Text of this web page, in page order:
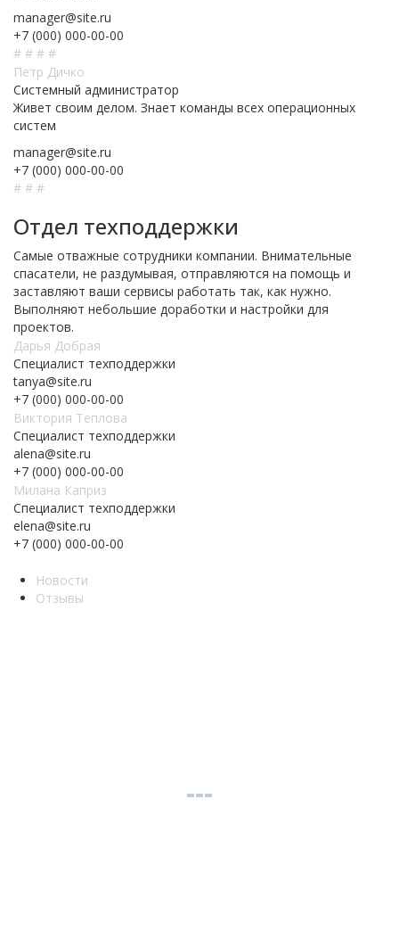
manager@site.ru
+7 (000) 000-00-00
# # # #
Петр Дичко
Системный администратор
Живет своим делом. Знает команды всех операционных
систем
manager@site.ru
+7 (000) 000-00-00
# # #
Отдел техподдержки
Самые отважные сотрудники компании. Внимательные
спасатели, не раздумывая, отправляются на помощь и
заставляют ваши сервисы работать так, как нужно.
Выполняют небольшие доработки и настройки для
проектов.
Дарья Добрая
Специалист техподдержки
tanya@site.ru
+7 (000) 000-00-00
Виктория Теплова
Специалист техподдержки
alena@site.ru
+7 (000) 000-00-00
Милана Каприз
Специалист техподдержки
elena@site.ru
+7 (000) 000-00-00
Новости
Отзывы